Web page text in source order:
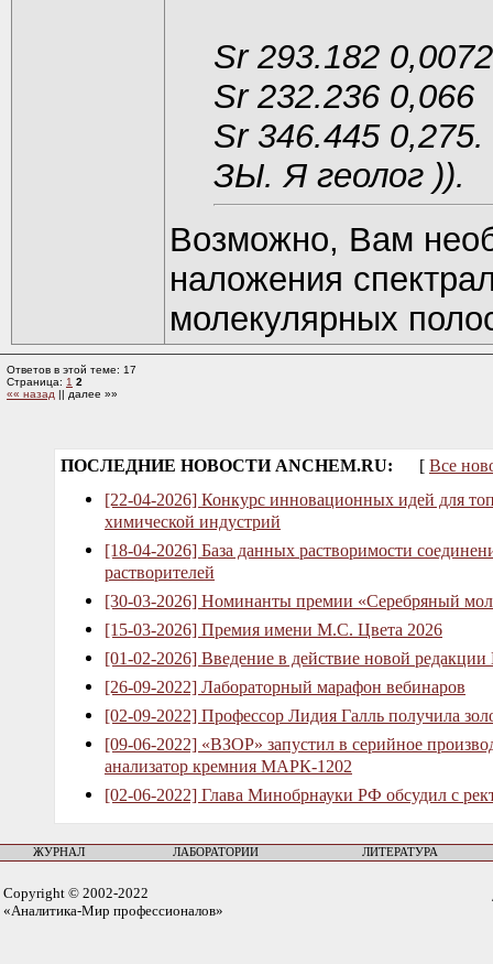
Sr 293.182 0,0072
Sr 232.236 0,066
Sr 346.445 0,275.
ЗЫ. Я геолог )).
Возможно, Вам
наложения
молекулярных
Ответов в этой теме: 17
Страница: 1 2
«« назад || далее »»
ПОСЛЕДНИЕ НОВОСТИ ANCHEM.RU: [ Все
[22-04-2026] Конкурс инновационных идей для
химической индустрий
[18-04-2026] База данных растворимости
растворителей
[30-03-2026] Номинанты премии «Серебряный
[15-03-2026] Премия имени М.С. Цвета 2026
[01-02-2026] Введение в действие новой
[26-09-2022] Лабораторный марафон вебинаров
[02-09-2022] Профессор Лидия Галль получила
[09-06-2022] «ВЗОР» запустил в серийное
анализатор кремния МАРК-1202
[02-06-2022] Глава Минобрнауки РФ обсудил с
ЖУРНАЛ ЛАБОРАТОРИИ ЛИТЕРАТУРА
Copyright © 2002-2022
«Аналитика-Мир профессионалов»